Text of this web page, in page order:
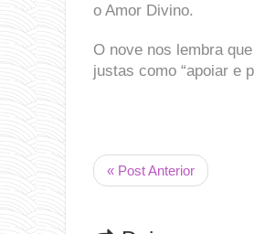
o Amor Divino.
O nove nos lembra
justas como “apoiar e
« Post Anterior